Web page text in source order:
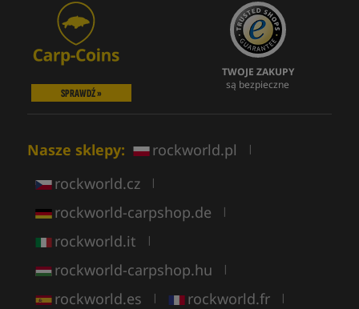
SPRAWDŹ »
TWOJE ZAKUPY
są bezpieczne
Nasze sklepy: rockworld.pl |
rockworld.cz |
rockworld-carpshop.de |
rockworld.it |
rockworld-carpshop.hu |
rockworld.es | rockworld.fr |